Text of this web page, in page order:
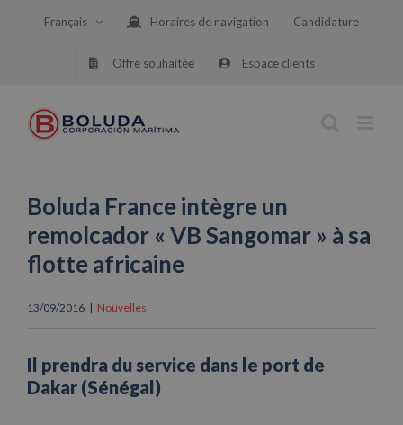
Français Horaires de navigation Candidature
Offre souhaitée Espace clients
Boluda France intègre un
remolcador « VB Sangomar » à sa
flotte africaine
13/09/2016 | Nouvelles
Il prendra du service dans le port de
Dakar (Sénégal)